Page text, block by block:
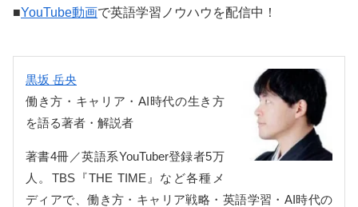
■YouTube動画で英語学習ノウハウを配信中！
黒坂 岳央
働き方・キャリア・AI時代の生き方
を語る著者・解説者
著書4冊／英語系YouTuber登録者5万
人。TBS『THE TIME』など各種メ
ディアで、働き方・キャリア戦略・英語学習・AI時代の